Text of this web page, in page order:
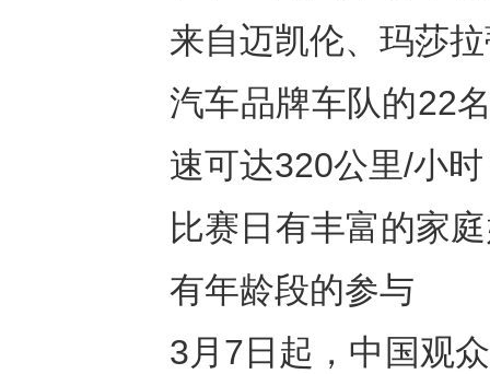
来自迈凯伦、玛莎
汽车品牌车队的22
速可达320公里/小时
比赛日有丰富的家
有年龄段的参与
3月7日起，中国观